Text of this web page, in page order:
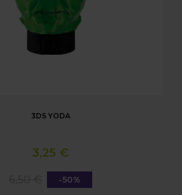
3DS YODA
3,25 €
-50%